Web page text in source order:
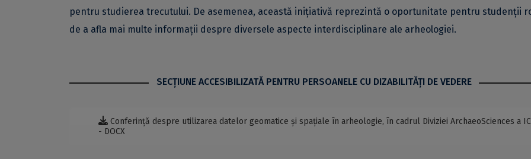
pentru studierea trecutului. De asemenea, această inițiativă reprezintă o oportunitate pentru studenții
de a afla mai multe informații despre diversele aspecte interdisciplinare ale arheologiei.
SECŢIUNE ACCESIBILIZATĂ PENTRU PERSOANELE CU DIZABILITĂŢI DE VEDERE
Conferință despre utilizarea datelor geomatice și spațiale în arheologie, în cadrul Diviziei ArchaeoSciences a
- DOCX